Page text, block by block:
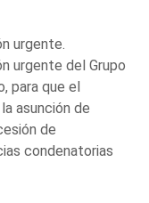
urgente.
urgente del Grupo
para que el
asunción de
de
condenatorias